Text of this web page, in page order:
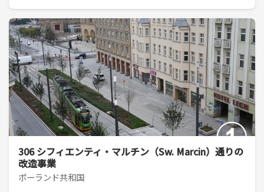
306 シフィエンティ・マルチン（Sw. Marcin）通りの
改造事業
ポーランド共和国